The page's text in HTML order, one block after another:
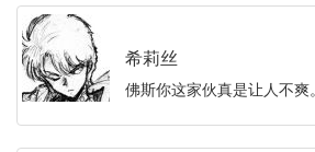
希莉丝
佛斯你这家伙真是让人不爽。